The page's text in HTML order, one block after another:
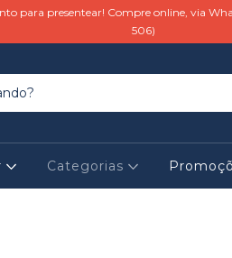
para presentear! Compre online, via
506)
Categorias